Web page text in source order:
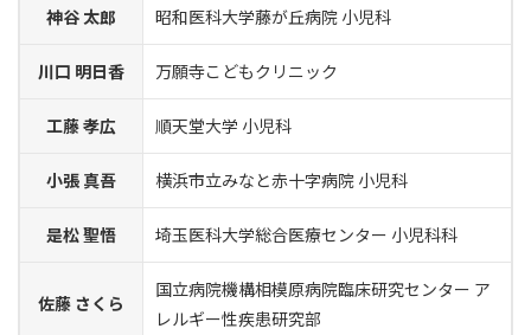
神谷 太郎 昭和医科大学藤が丘病院 小児科
川口 明日香 万願寺こどもクリニック
工藤 孝広 順天堂大学 小児科
小張 真吾 横浜市立みなと赤十字病院 小児科
是松 聖悟 埼玉医科大学総合医療センター 小児科科
佐藤 さくら
国立病院機構相模原病院臨床研究センター ア
レルギー性疾患研究部